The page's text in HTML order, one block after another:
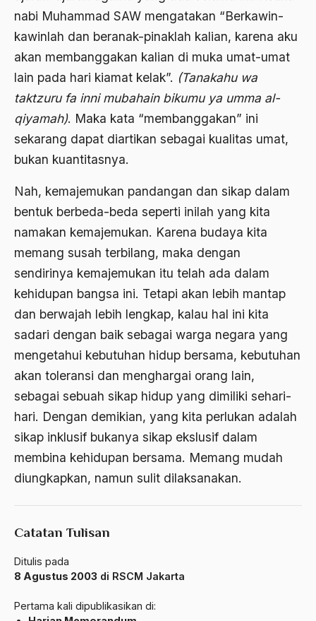
nabi Muhammad SAW mengatakan “Berkawin-
kawinlah dan beranak-pinaklah kalian, karena aku
akan membanggakan kalian di muka umat-umat
lain pada hari kiamat kelak”. (Tanakahu wa
taktzuru fa inni mubahain bikumu ya umma al-
qiyamah). Maka kata “membanggakan” ini
sekarang dapat diartikan sebagai kualitas umat,
bukan kuantitasnya.
Nah, kemajemukan pandangan dan sikap dalam
bentuk berbeda-beda seperti inilah yang kita
namakan kemajemukan. Karena budaya kita
memang susah terbilang, maka dengan
sendirinya kemajemukan itu telah ada dalam
kehidupan bangsa ini. Tetapi akan lebih mantap
dan berwajah lebih lengkap, kalau hal ini kita
sadari dengan baik sebagai warga negara yang
mengetahui kebutuhan hidup bersama, kebutuhan
akan toleransi dan menghargai orang lain,
sebagai sebuah sikap hidup yang dimiliki sehari-
hari. Dengan demikian, yang kita perlukan adalah
sikap inklusif bukanya sikap ekslusif dalam
membina kehidupan bersama. Memang mudah
diungkapkan, namun sulit dilaksanakan.
Catatan Tulisan
Ditulis pada
8 Agustus 2003 di RSCM Jakarta
Pertama kali dipublikasikan di:
ALmanak
Alternatif Moral
Alternatif Politis
Alumni Sayid Al-Maliki
Alvin W. Gouldner
Amar Ma'ruf Nahi Munkar
ambisi politik
Ambivalen
Amerika
amerika latin
amerika serikat
Amien Rais
Amin Iskandar
Amir
Anatomi
Andi Mallarangeng